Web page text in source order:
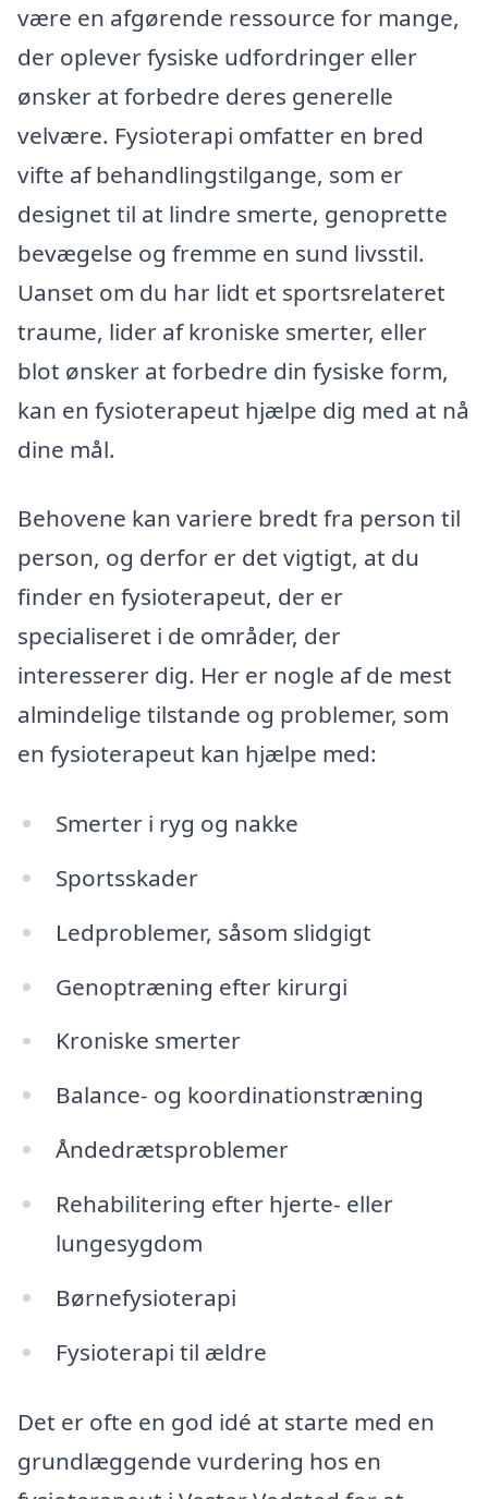
være en afgørende ressource for mange,
der oplever fysiske udfordringer eller
ønsker at forbedre deres generelle
velvære. Fysioterapi omfatter en bred
vifte af behandlingstilgange, som er
designet til at lindre smerte, genoprette
bevægelse og fremme en sund livsstil.
Uanset om du har lidt et sportsrelateret
traume, lider af kroniske smerter, eller
blot ønsker at forbedre din fysiske form,
kan en fysioterapeut hjælpe dig med at nå
dine mål.
Behovene kan variere bredt fra person til
person, og derfor er det vigtigt, at du
finder en fysioterapeut, der er
specialiseret i de områder, der
interesserer dig. Her er nogle af de mest
almindelige tilstande og problemer, som
en fysioterapeut kan hjælpe med:
Smerter i ryg og nakke
Sportsskader
Ledproblemer, såsom slidgigt
Genoptræning efter kirurgi
Kroniske smerter
Balance- og koordinationstræning
Åndedrætsproblemer
Rehabilitering efter hjerte- eller
lungesygdom
Børnefysioterapi
Fysioterapi til ældre
Det er ofte en god idé at starte med en
grundlæggende vurdering hos en